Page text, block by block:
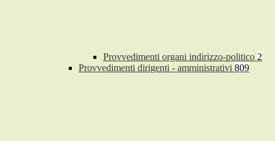
Provvedimenti organi indirizzo-politico 2
Provvedimenti dirigenti - amministrativi 809